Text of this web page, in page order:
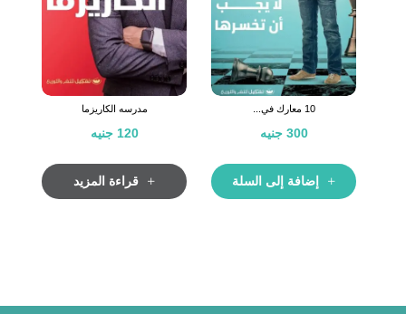
10 معارك في...
300 جنيه
إضافة إلى السلة
مدرسه الكاريزما
120 جنيه
قراءة المزيد